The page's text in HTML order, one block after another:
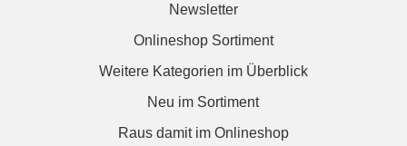
Newsletter
Onlineshop Sortiment
Weitere Kategorien im Überblick
Neu im Sortiment
Raus damit im Onlineshop